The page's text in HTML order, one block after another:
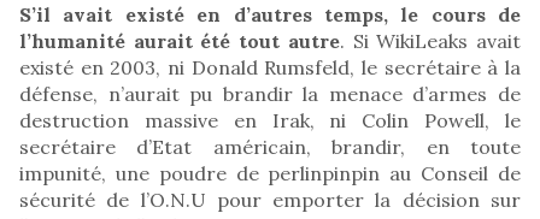
S’il avait existé en d’autres temps, le cours de
l’humanité aurait été tout autre. Si WikiLeaks avait
existé en 2003, ni Donald Rumsfeld, le secrétaire à la
défense, n’aurait pu brandir la menace d’armes de
destruction massive en Irak, ni Colin Powell, le
secrétaire d’Etat américain, brandir, en toute
impunité, une poudre de perlinpinpin au Conseil de
sécurité de l’O.N.U pour emporter la décision sur